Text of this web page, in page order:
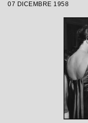
Wallmann, che
lirica 1958-1959
07 DICEMBRE 1958